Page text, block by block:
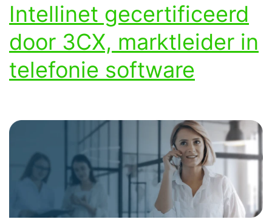
Intellinet gecertificeerd
door 3CX, marktleider in
telefonie software